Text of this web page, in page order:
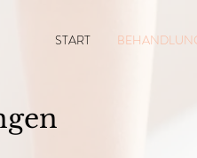
START